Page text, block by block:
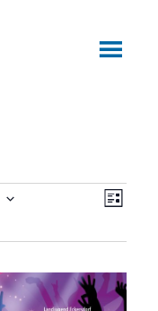
Liste